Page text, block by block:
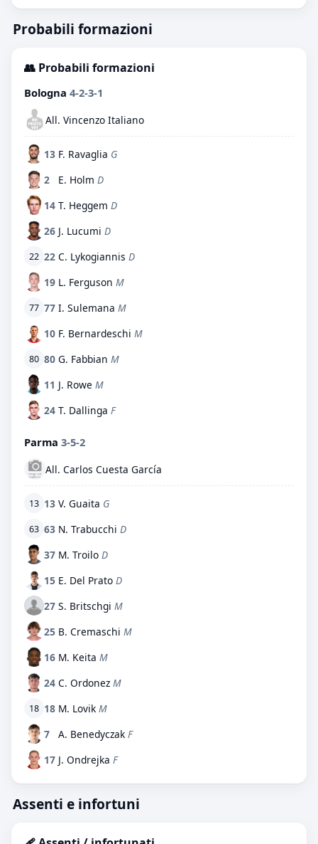
Probabili formazioni
👥 Probabili formazioni
Bologna 4-2-3-1
All. Vincenzo Italiano
13 F. Ravaglia G
2
E. Holm D
14 T. Heggem D
26 J. Lucumi D
22 22 C. Lykogiannis D
19 L. Ferguson M
77 77 I. Sulemana M
10 F. Bernardeschi M
80 80 G. Fabbian M
11 J. Rowe M
24 T. Dallinga F
Parma 3-5-2
All. Carlos Cuesta García
13 13 V. Guaita G
63 63 N. Trabucchi D
37 M. Troilo D
15 E. Del Prato D
27 S. Britschgi M
25 B. Cremaschi M
16 M. Keita M
24 C. Ordonez M
18 18 M. Lovik M
7
A. Benedyczak F
17 J. Ondrejka F
Assenti e infortuni